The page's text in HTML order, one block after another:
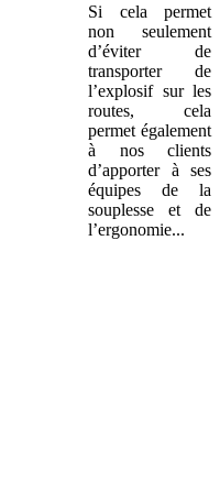
Si cela permet
non seulement
d’éviter de
transporter de
l’explosif sur les
routes, cela
permet également
à nos clients
d’apporter à ses
équipes de la
souplesse et de
l’ergonomie...